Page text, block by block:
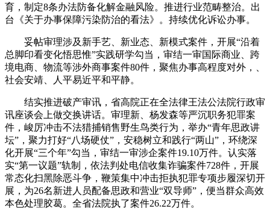
育，制定8条办法防备化解金融风险。推进行业范畴整治。出
台《关于办事保障污染防治的看法》。持续优化诉讼办事。
妥帖审理涉及新手艺、新业态、新模式案件，开展“沿着
总脚印看变化悟思惟”实践研学勾当，审结一审国际商业、跨
境电商、物流等涉外商事案件80件，聚焦办事高程度对外，、
社会安靖、人平易近平和平静。
结实推进破产审讯，省高院正在全法律王法公法院行政审
讯座谈会上做交换讲话。审理新、杨发森等严沉职务犯罪案
件，峻厉冲击不法猎捕销售野生鸟类行为，举办“青年思政讲
坛”，聚力打好“八场硬仗”，安稳树立和践行“两山”，环绕深
化开展“三个年”勾当，审结一审涉企案件19.10万件。认实落
实“第一议题”轨制，依法判处电信收集诈骗案件728件，开展
常态化扫黑除恶斗争，鞭策集中冲击拒执犯罪专项步履深切开
展，为26名新进人员配备思政和营业“双导师”，便当群众高效
本色处理胶葛。全省法院执了案件26.22万件。